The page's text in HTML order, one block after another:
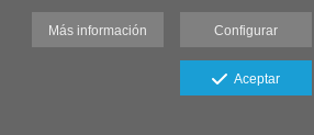
Más información Configurar
Aceptar